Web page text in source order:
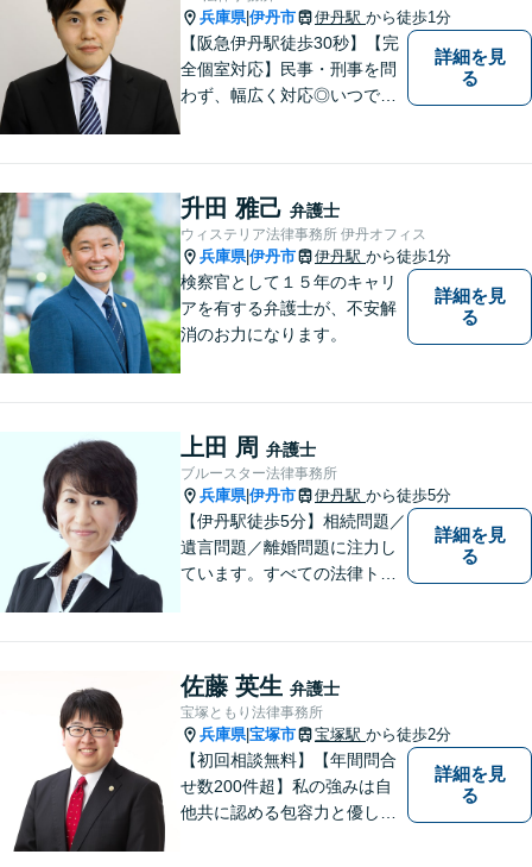
兵庫県|伊丹市 伊丹駅 から徒歩1分
【阪急伊丹駅徒歩30秒】【完
全個室対応】民事・刑事を問
わず、幅広く対応◎いつでも
れず、尽力してまいります。
【メーカー法務経験あり】
詳細を見
る
升田 雅己 弁護士
ウィステリア法律事務所 伊丹オフィス
兵庫県|伊丹市 伊丹駅 から徒歩1分
検察官として１５年のキャリ
アを有する弁護士が、不安解
消のお力になります。
詳細を見
る
上田 周 弁護士
ブルースター法律事務所
兵庫県|伊丹市 伊丹駅 から徒歩5分
【伊丹駅徒歩5分】相続問題／
遺言問題／離婚問題に注力し
ています。すべての法律トラ
様と信頼関係を築いて紛争解
決し、解決後の人生を幸せに
過ごして頂きたいと願いを込
めています。
詳細を見
る
佐藤 英生 弁護士
宝塚ともり法律事務所
兵庫県|宝塚市 宝塚駅 から徒歩2分
【初回相談無料】【年間問合
せ数200件超】私の強みは自
他共に認める包容力と優しさ
詳細を見
る